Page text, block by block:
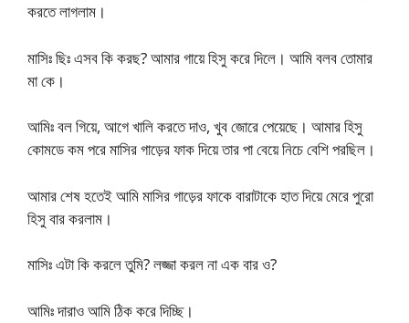
করতে লাগলাম।
মাসিঃ ছিঃ এসব কি করছ? আমার গায়ে হিসু করে দিলে। আমি বলব তোমার
মা কে।
আমিঃ বল গিয়ে, আগে খালি করতে দাও, খুব জোরে পেয়েছে। আমার হিসু
কোমডে কম পরে মাসির গাড়ের ফাক দিয়ে তার পা বেয়ে নিচে বেশি পরছিল।
আমার শেষ হতেই আমি মাসির গাড়ের ফাকে বারাটাকে হাত দিয়ে মেরে পুরো
হিসু বার করলাম।
মাসিঃ এটা কি করলে তুমি? লজ্জা করল না এক বার ও?
আমিঃ দারাও আমি ঠিক করে দিচ্ছি।